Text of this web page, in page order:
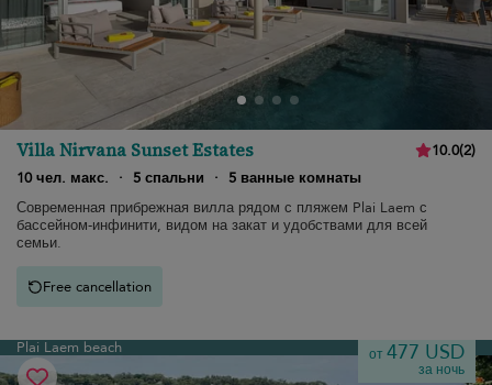
Villa Nirvana Sunset Estates 10.0(2)
10 чел. макс.
· 5 спальни ·
5 ванные комнаты
Современная прибрежная вилла рядом с пляжем Plai Laem с
бассейном-инфинити, видом на закат и удобствами для всей
семьи.
Free cancellation
Plai Laem beach от477 USD
за ночь